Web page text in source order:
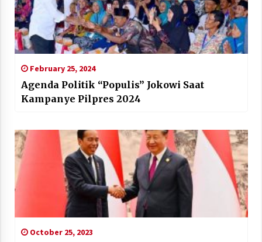
February 25, 2024
Agenda Politik “Populis” Jokowi Saat
Kampanye Pilpres 2024
October 25, 2023